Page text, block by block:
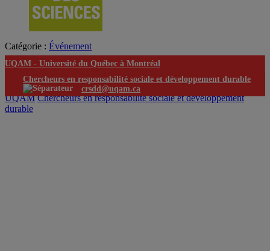
Catégorie : Événement
UQAM - Université du Québec à Montréal
Chercheurs en responsabilité sociale et développement durable
crsdd@uqam.ca
UQAM Chercheurs en responsabilité sociale et développement
durable